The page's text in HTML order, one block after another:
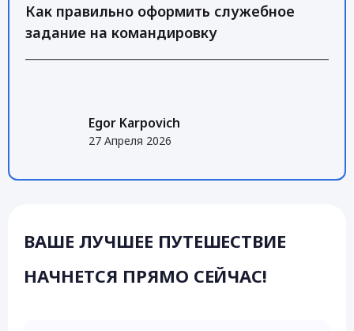
Как правильно оформить служебное
задание на командировку
Egor Karpovich
27 Апреля 2026
ВАШЕ ЛУЧШЕЕ ПУТЕШЕСТВИЕ
НАЧНЕТСЯ ПРЯМО СЕЙЧАС!